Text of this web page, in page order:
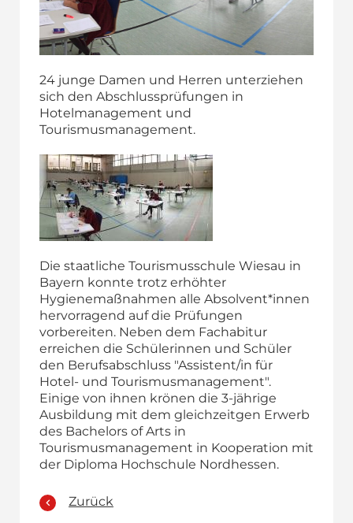
24 junge Damen und Herren unterziehen
sich den Abschlussprüfungen in
Hotelmanagement und
Tourismusmanagement.
Die staatliche Tourismusschule Wiesau in
Bayern konnte trotz erhöhter
Hygienemaßnahmen alle Absolvent*innen
hervorragend auf die Prüfungen
vorbereiten. Neben dem Fachabitur
erreichen die Schülerinnen und Schüler
den Berufsabschluss "Assistent/in für
Hotel- und Tourismusmanagement".
Einige von ihnen krönen die 3-jährige
Ausbildung mit dem gleichzeitgen Erwerb
des Bachelors of Arts in
Tourismusmanagement in Kooperation mit
der Diploma Hochschule Nordhessen.
Zurück